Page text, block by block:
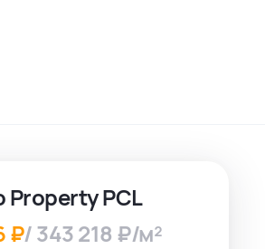
Property PCL
₽/ 343 218 ₽/м²